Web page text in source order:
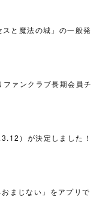
と魔法の城」の一般発
ファンクラブ長期会員チ
）が決定しました！
まじない」をアプリで